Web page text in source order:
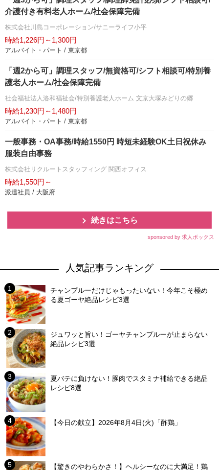
介護付き有料老人ホーム/社会保障完備
株式会社川島コーポレーション/サニーライフ小平
時給1,226円～1,300円
アルバイト・パート / 東京都
「週2から可」調理スタッフ/無資格可/シフト相談可/特別養
護老人ホーム/社会保障完備
社会福祉法人洛和福祉会/特別養護老人ホーム 文京大塚みどりの郷
時給1,230円～1,480円
アルバイト・パート / 東京都
一般事務・OA事務/時給1550円 時短未経験OK土日祝休み
服装自由事務
株式会社リクルートスタッフィング 関西オフィス
時給1,550円～
派遣社員 / 大阪府
続きはこちら
sponsored by 求人ボックス
人気記事ランキング
チャンプルーだけじゃもったいない！今年こそ極め
る夏ゴーヤ絶品レシピ3選
ジュワッと旨い！ゴーヤチャンプルーが止まらない
絶品レシピ3選
夏バテに負けない！豚肉でスタミナ補給できる絶品
レシピ8選
【今日の献立】2026年8月4日(火)「酢鶏」
【驚きのやわらかさ！】ヘルシーなのに大満足！鶏